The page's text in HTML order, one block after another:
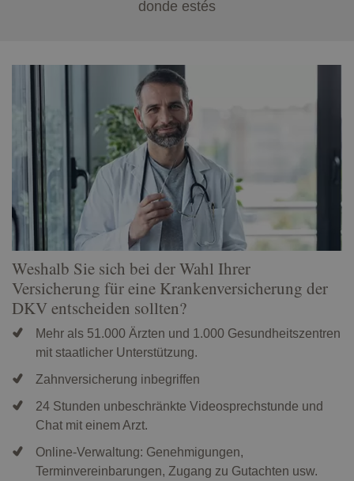
donde estés
Weshalb Sie sich bei der Wahl Ihrer
Versicherung für eine Krankenversicherung der
DKV entscheiden sollten?
Mehr als 51.000 Ärzten und 1.000 Gesundheitszentren
mit staatlicher Unterstützung.
Zahnversicherung inbegriffen
24 Stunden unbeschränkte Videosprechstunde und
Chat mit einem Arzt.
Online-Verwaltung: Genehmigungen,
Terminvereinbarungen, Zugang zu Gutachten usw.